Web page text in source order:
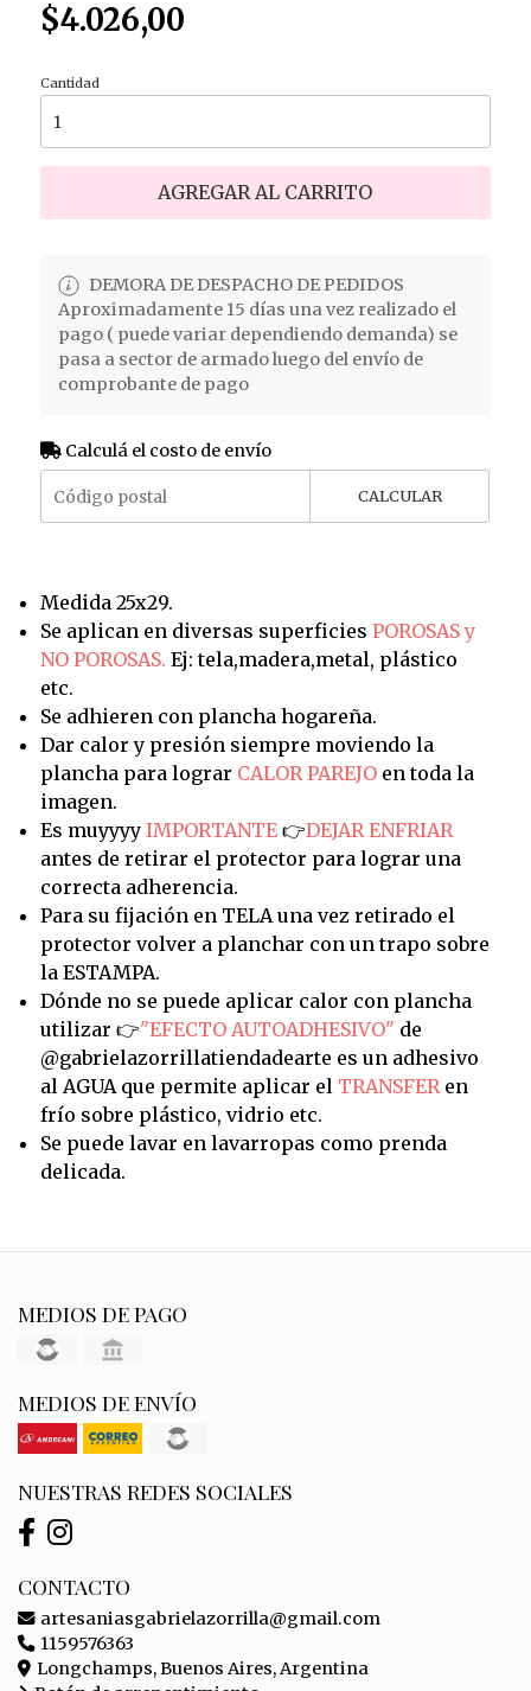
$4.026,00
Cantidad
AGREGAR AL CARRITO
DEMORA DE DESPACHO DE PEDIDOS
Aproximadamente 15 días una vez realizado el
pago ( puede variar dependiendo demanda) se
pasa a sector de armado luego del envío de
comprobante de pago
Calculá el costo de envío
CALCULAR
Medida 25x29.
Se aplican en diversas superficies POROSAS y
NO POROSAS. Ej: tela,madera,metal, plástico
etc.
Se adhieren con plancha hogareña.
Dar calor y presión siempre moviendo la
plancha para lograr CALOR PAREJOen toda la
imagen.
Es muyyyy IMPORTANTE👉DEJAR ENFRIAR
antes de retirar el protector para lograr una
correcta adherencia.
Para su fijación en TELA una vez retirado el
protector volver a planchar con un trapo sobre
la ESTAMPA.
Dónde no se puede aplicar calor con plancha
utilizar 👉"EFECTO AUTOADHESIVO" de
@gabrielazorrillatiendadearte es un adhesivo
al AGUA que permite aplicar el TRANSFERen
frío sobre plástico, vidrio etc.
Se puede lavar en lavarropas como prenda
delicada.
MEDIOS DE PAGO
MEDIOS DE ENVÍO
NUESTRAS REDES SOCIALES
CONTACTO
artesaniasgabrielazorrilla@gmail.com
1159576363
Longchamps, Buenos Aires, Argentina